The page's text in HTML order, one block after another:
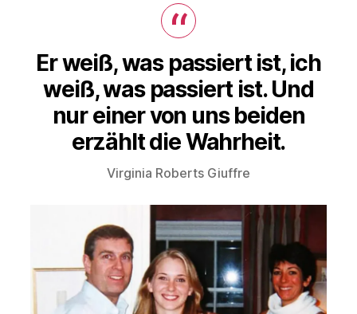
Er weiß, was passiert ist, ich
weiß, was passiert ist. Und
nur einer von uns beiden
erzählt die Wahrheit.
Virginia Roberts Giuffre